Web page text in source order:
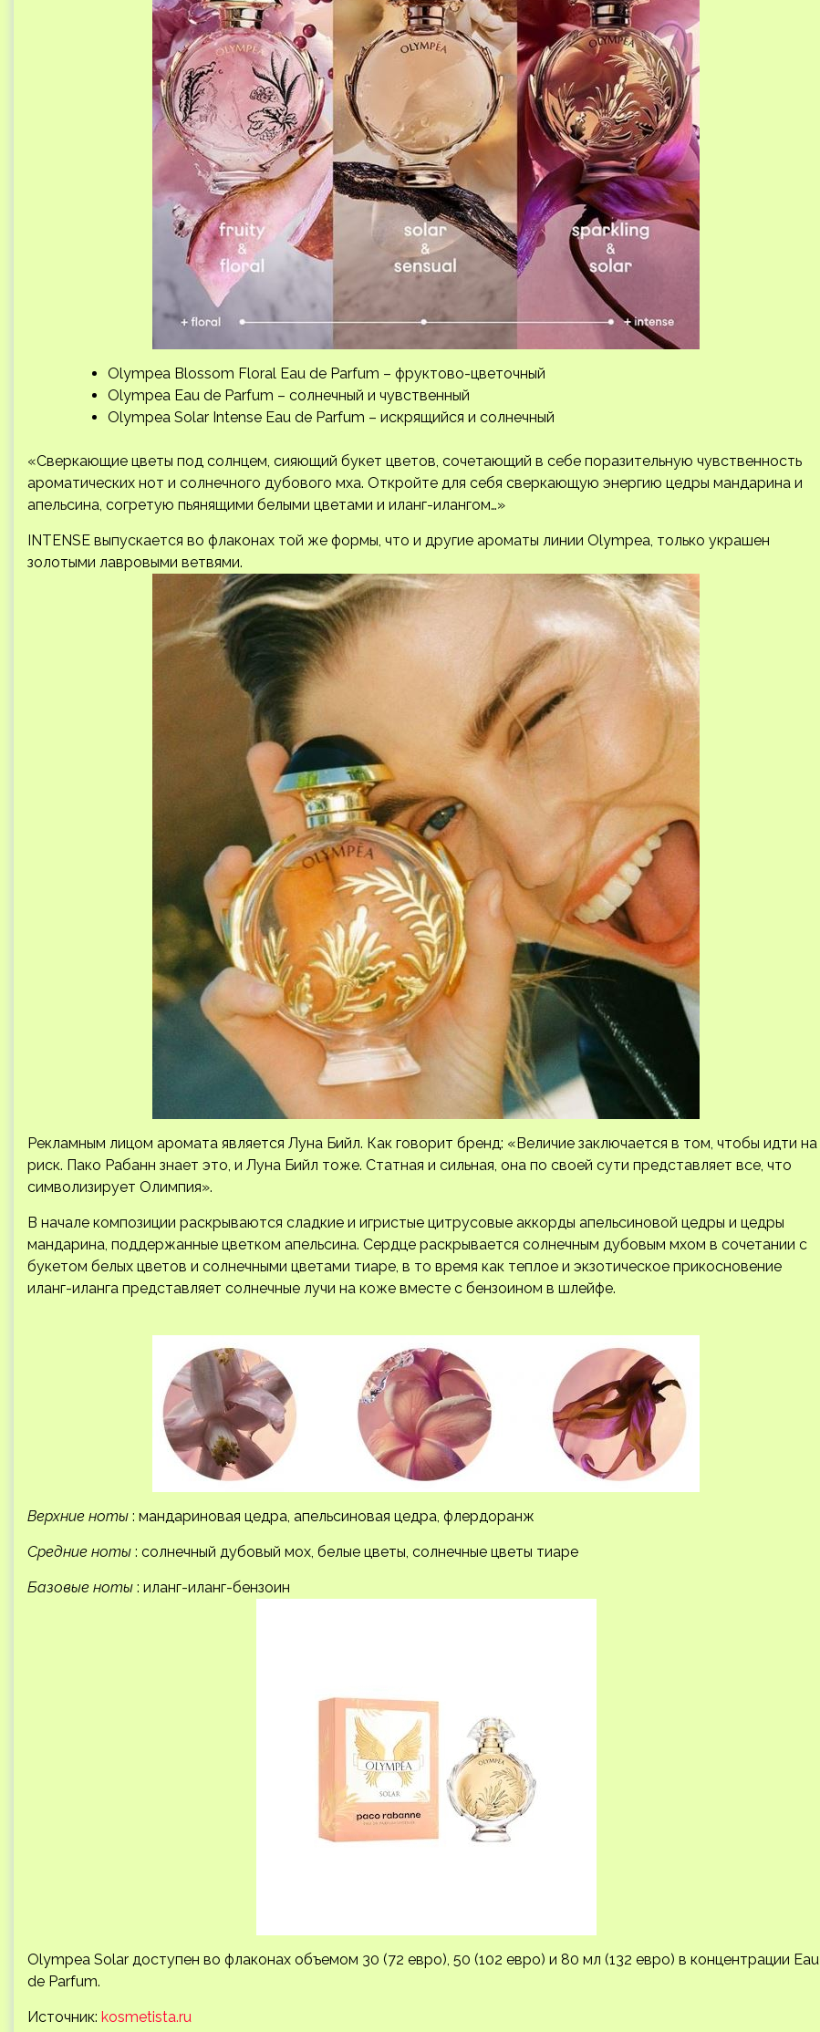
Olympea Blossom Floral Eau de Parfum – фруктово-цветочный
Olympea Eau de Parfum – солнечный и чувственный
Olympea Solar Intense Eau de Parfum – искрящийся и солнечный
«Сверкающие цветы под солнцем, сияющий букет цветов, сочетающий в себе поразительную чувственность
ароматических нот и солнечного дубового мха. Откройте для себя сверкающую энергию цедры мандарина и
апельсина, согретую пьянящими белыми цветами и иланг-илангом…»
INTENSE выпускается во флаконах той же формы, что и другие ароматы линии Olympea, только украшен
золотыми лавровыми ветвями.
Рекламным лицом аромата является Луна Бийл. Как говорит бренд: «Величие заключается в том, чтобы идти на
риск. Пако Рабанн знает это, и Луна Бийл тоже. Статная и сильная, она по своей сути представляет все, что
символизирует Олимпия».
В начале композиции раскрываются сладкие и игристые цитрусовые аккорды апельсиновой цедры и цедры
мандарина, поддержанные цветком апельсина. Сердце раскрывается солнечным дубовым мхом в сочетании с
букетом белых цветов и солнечными цветами тиаре, в то время как теплое и экзотическое прикосновение
иланг-иланга представляет солнечные лучи на коже вместе с бензоином в шлейфе.
Верхние ноты : мандариновая цедра, апельсиновая цедра, флердоранж
Средние ноты : солнечный дубовый мох, белые цветы, солнечные цветы тиаре
Базовые ноты : иланг-иланг-бензоин
Olympea Solar доступен во флаконах объемом 30 (72 евро), 50 (102 евро) и 80 мл (132 евро) в концентрации Eau
de Parfum.
Источник: kosmetista.ru